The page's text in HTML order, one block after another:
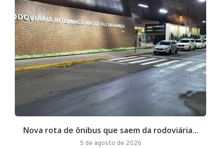
Nova rota de ônibus que saem da rodoviária...
5 de agosto de 2026